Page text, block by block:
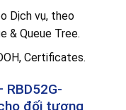
Dịch vụ, theo
& Queue Tree.
Certificates.
đối tượng